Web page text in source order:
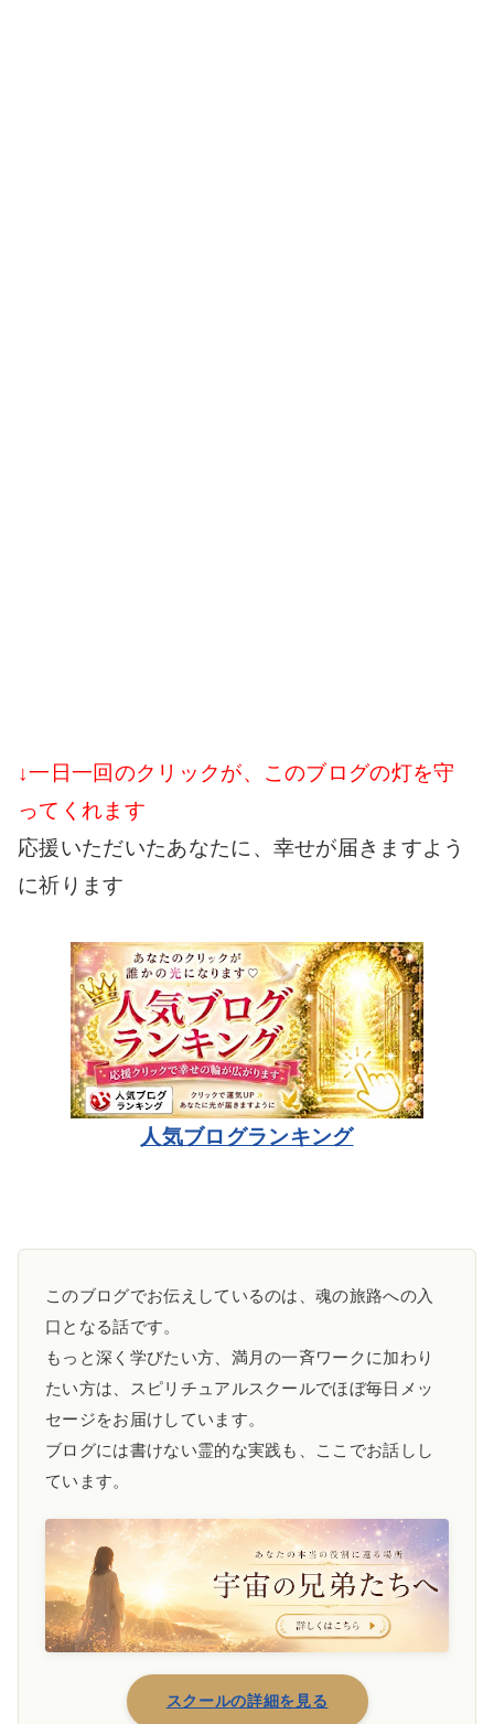
↓一日一回のクリックが、このブログの灯を守
ってくれます
応援いただいたあなたに、幸せが届きますよう
に祈ります
人気ブログランキング
このブログでお伝えしているのは、魂の旅路への入
口となる話です。
もっと深く学びたい方、満月の一斉ワークに加わり
たい方は、スピリチュアルスクールでほぼ毎日メッ
セージをお届けしています。
ブログには書けない霊的な実践も、ここでお話しし
ています。
スクールの詳細を見る